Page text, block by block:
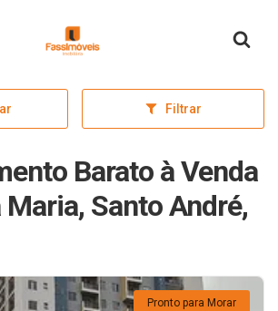
Página inicial
Filtrar
Barato à Venda
Santo André,
Pronto para Morar